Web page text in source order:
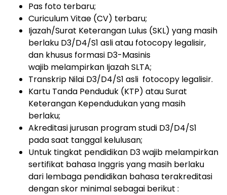
Pas foto terbaru;
Curiculum Vitae (CV) terbaru;
Ijazah/Surat Keterangan Lulus (SKL) yang masih
berlaku D3/D4/S1 asli atau fotocopy legalisir,
dan khusus formasi D3-Masinis
wajib melampirkan Ijazah SLTA;
Transkrip Nilai D3/D4/S1 asli fotocopy legalisir.
Kartu Tanda Penduduk (KTP) atau Surat
Keterangan Kependudukan yang masih
berlaku;
Akreditasi jurusan program studi D3/D4/S1
pada saat tanggal kelulusan;
Untuk tingkat pendidikan D3 wajib melampirkan
sertifikat bahasa Inggris yang masih berlaku
dari lembaga pendidikan bahasa terakreditasi
dengan skor minimal sebagai berikut :